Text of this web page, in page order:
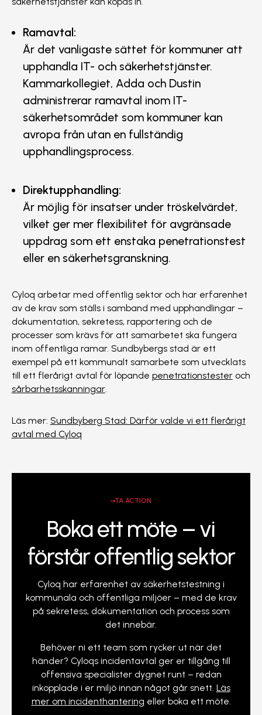
Ramavtal:
Är det vanligaste sättet för kommuner att
upphandla IT- och säkerhetstjänster.
Kammarkollegiet, Adda och Dustin
administrerar ramavtal inom IT-
säkerhetsområdet som kommuner kan
avropa från utan en fullständig
upphandlingsprocess.
Direktupphandling:
Är möjlig för insatser under tröskelvärdet,
vilket ger mer flexibilitet för avgränsade
uppdrag som ett enstaka penetrationstest
eller en säkerhetsgranskning.
Cyloq arbetar med offentlig sektor och har erfarenhet
av de krav som ställs i samband med upphandlingar –
dokumentation, sekretess, rapportering och de
processer som krävs för att samarbetet ska fungera
inom offentliga ramar. Sundbybergs stad är ett
exempel på ett kommunalt samarbete som utvecklats
till ett flerårigt avtal för löpande penetrationstesteroch
sårbarhetsskanningar.
Läs mer: Sundbyberg Stad: Därför valde vi ett flerårigt
avtal med Cyloq
TA ACTION
Boka ett möte – vi
förstår offentlig sektor
Cyloq har erfarenhet av säkerhetstestning i
kommunala och offentliga miljöer – med de krav
på sekretess, dokumentation och process som
det innebär.
Behöver ni ett team som rycker ut när det
händer? Cyloqs incidentavtal ger er tillgång till
offensiva specialister dygnet runt – redan
inkopplade i er miljö innan något går snett. Läs
mer om incidenthantering eller boka ett möte.